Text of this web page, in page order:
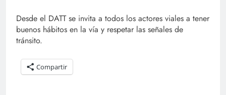
Desde el DATT se invita a todos los actores viales a tener
buenos hábitos en la vía y respetar las señales de
tránsito.
Compartir